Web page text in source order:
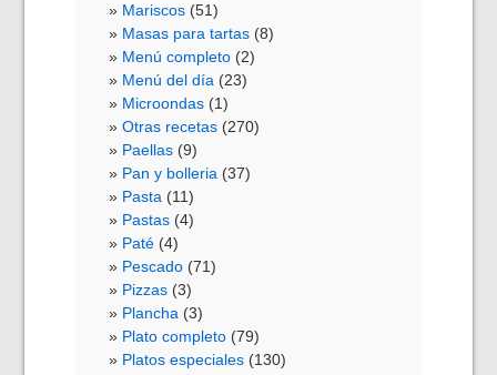
Mariscos (51)
Masas para tartas (8)
Menú completo (2)
Menú del día (23)
Microondas (1)
Otras recetas (270)
Paellas (9)
Pan y bolleria (37)
Pasta (11)
Pastas (4)
Paté (4)
Pescado (71)
Pizzas (3)
Plancha (3)
Plato completo (79)
Platos especiales (130)